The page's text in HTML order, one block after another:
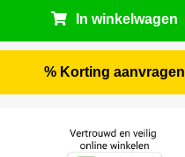
In winkelwagen
% Korting aanvragen